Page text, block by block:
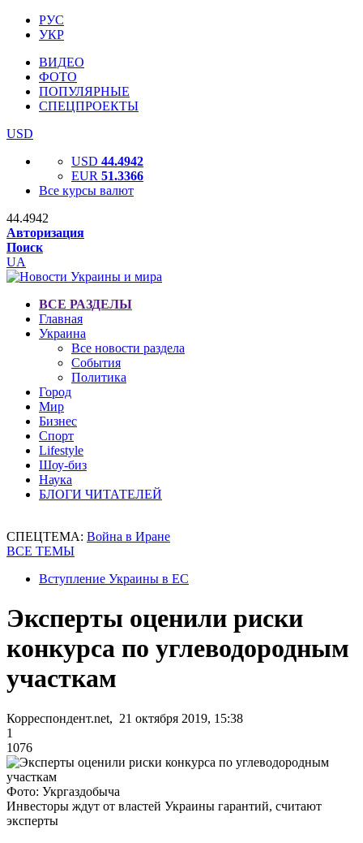
РУС
УКР
ВИДЕО
ФОТО
ПОПУЛЯРНЫЕ
СПЕЦПРОЕКТЫ
USD
USD 44.4942
EUR 51.3366
Все курсы валют
44.4942
Авторизация
Поиск
UA
ВСЕ РАЗДЕЛЫ
Главная
Украина
Все новости раздела
События
Политика
Город
Мир
Бизнес
Спорт
Lifestyle
Шоу-биз
Наука
БЛОГИ ЧИТАТЕЛЕЙ
СПЕЦТЕМА: Война в Иране
ВСЕ ТЕМЫ
Вступление Украины в ЕС
Эксперты оценили риски
конкурса по углеводородным
участкам
Корреспондент.net, 21 октября 2019, 15:38
1
1076
Фото: Укргаздобыча
Инвесторы ждут от властей Украины гарантий, считают
эксперты